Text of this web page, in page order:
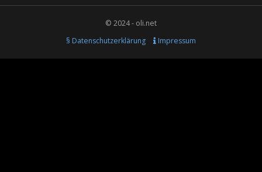
© 2024 - oli.net
§ Datenschutzerklärung
Impressum